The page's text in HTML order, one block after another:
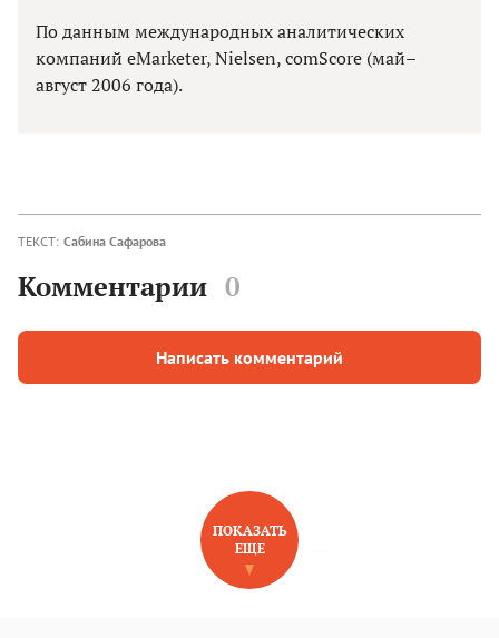
По данным международных аналитических
компаний eMarketer, Nielsen, comScore (май–
август 2006 года).
ТЕКСТ: Сабина Сафарова
Комментарии 0
Написать комментарий
НОВОЕ НА САЙТЕ
ПОКАЗАТЬ
ЕЩЕ